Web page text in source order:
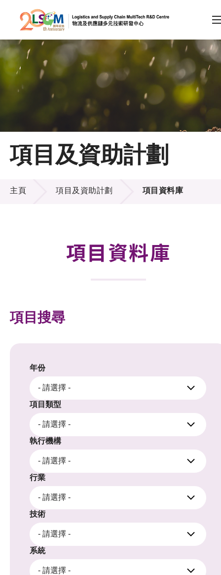
跳到內容（按回車鍵）
會員登入
A A EN 繁 简
主頁
關於LSCM
技術商品化
研發重點
徵求研發項目計劃書
活動及消息
科技分享
會籍
項目及資助計劃
項目及資助計劃
主頁 項目及資助計劃 項目資料庫
項目資料庫
項目搜尋
年份
- 請選擇 -
項目類型
- 請選擇 -
執行機構
- 請選擇 -
行業
- 請選擇 -
技術
- 請選擇 -
系統
- 請選擇 -